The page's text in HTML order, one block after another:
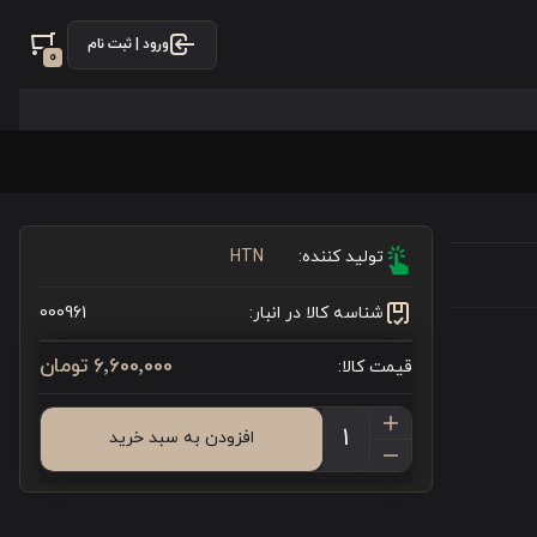
ورود | ثبت نام
0
تولید کننده: HTN
شناسه کالا در انبار: 000961
قیمت کالا: 6٬600٬000 تومان
افزودن به سبد خرید